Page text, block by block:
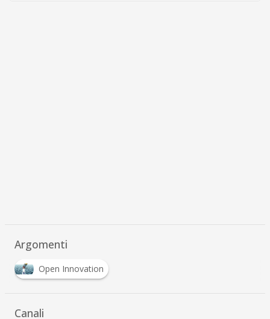
Argomenti
Open Innovation
Canali